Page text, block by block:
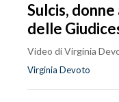
Sulcis,
delle
Video di Virginia
Virginia Devoto